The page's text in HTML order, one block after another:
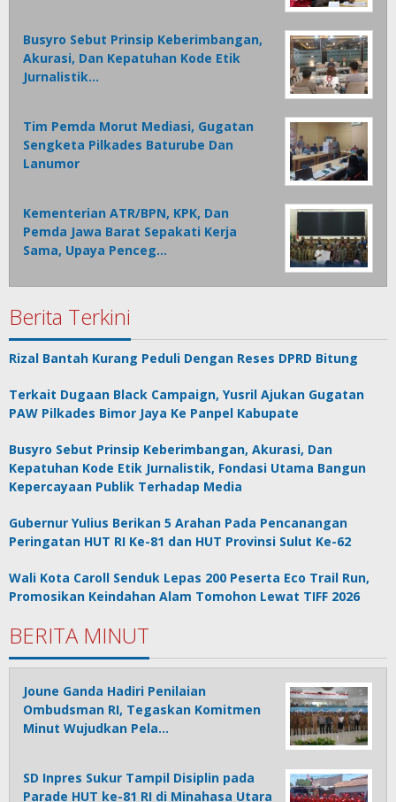
Busyro Sebut Prinsip Keberimbangan,
Akurasi, Dan Kepatuhan Kode Etik
Jurnalistik…
Tim Pemda Morut Mediasi, Gugatan
Sengketa Pilkades Baturube Dan
Lanumor
Kementerian ATR/BPN, KPK, Dan
Pemda Jawa Barat Sepakati Kerja
Sama, Upaya Penceg…
Berita Terkini
Rizal Bantah Kurang Peduli Dengan Reses DPRD Bitung
Terkait Dugaan Black Campaign, Yusril Ajukan Gugatan
PAW Pilkades Bimor Jaya Ke Panpel Kabupate
Busyro Sebut Prinsip Keberimbangan, Akurasi, Dan
Kepatuhan Kode Etik Jurnalistik, Fondasi Utama Bangun
Kepercayaan Publik Terhadap Media
Gubernur Yulius Berikan 5 Arahan Pada Pencanangan
Peringatan HUT RI Ke-81 dan HUT Provinsi Sulut Ke-62
Wali Kota Caroll Senduk Lepas 200 Peserta Eco Trail Run,
Promosikan Keindahan Alam Tomohon Lewat TIFF 2026
BERITA MINUT
Joune Ganda Hadiri Penilaian
Ombudsman RI, Tegaskan Komitmen
Minut Wujudkan Pela…
SD Inpres Sukur Tampil Disiplin pada
Parade HUT ke-81 RI di Minahasa Utara